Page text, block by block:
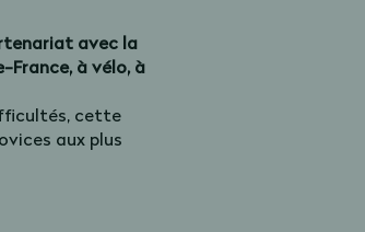
avec la
France, à vélo, à
cette
aux plus